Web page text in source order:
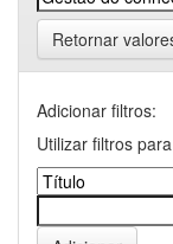
Retornar
Adicionar filtros:
Utilizar filtros